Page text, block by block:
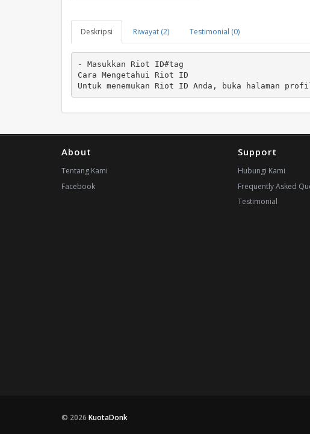
Deskripsi Riwayat (2) Testimonial (0)
- Masukkan Riot ID#tag
Cara Mengetahui Riot ID
Untuk menemukan Riot ID Anda, buka halaman
About
Tentang Kami
Facebook
Support
Hubungi Kami
Frequently Asked
Testimonial
© 2026 KuotaDonk